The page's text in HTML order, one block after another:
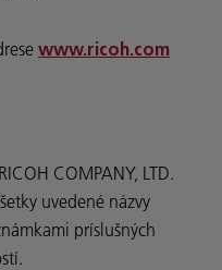
www.ricoh.com
LTD.
uvedené názvy
príslušných